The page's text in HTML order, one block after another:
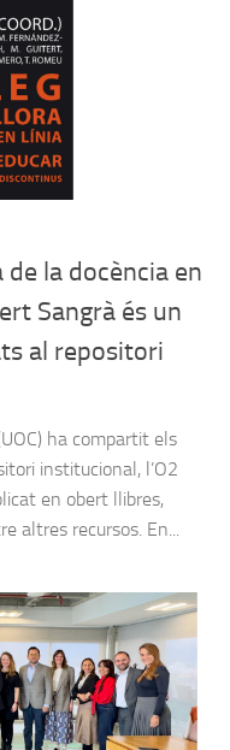
de la docència en
Sangrà és un
al repositori
ha compartit els
institucional, l’O2
en obert llibres,
altres recursos. En...